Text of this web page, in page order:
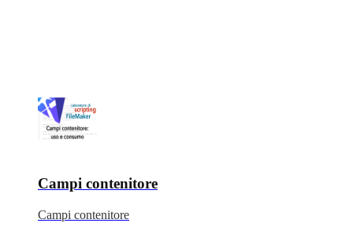
Campi contenitore
Campi contenitore